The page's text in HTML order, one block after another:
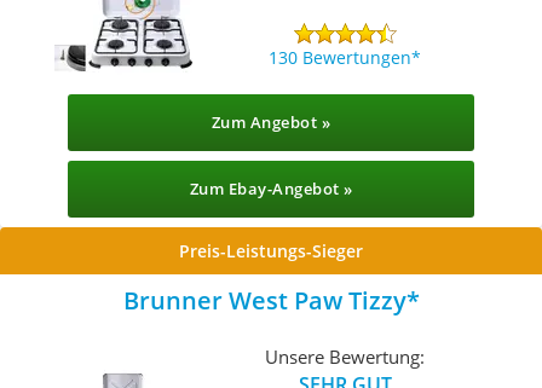
130 Bewertungen
Zum Angebot »
Zum Ebay-Angebot »
Preis-Leistungs-Sieger
Brunner West Paw Tizzy
Unsere Bewertung: